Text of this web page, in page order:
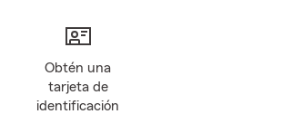
Obtén una
tarjeta de
identificación